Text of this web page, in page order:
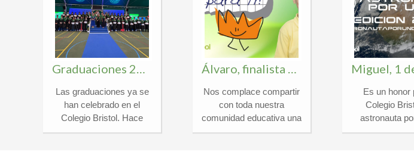
Graduaciones 2026
Las graduaciones ya se
han celebrado en el
Colegio Bristol. Hace
unos días, vivimos los
Álvaro, finalista en el certamen nacional «¿Qué es un Rey para ti?»
Nos complace compartir
con toda nuestra
comunidad educativa una
noticia que nos llena de
Es un honor
Colegio
astronauta
2026 y